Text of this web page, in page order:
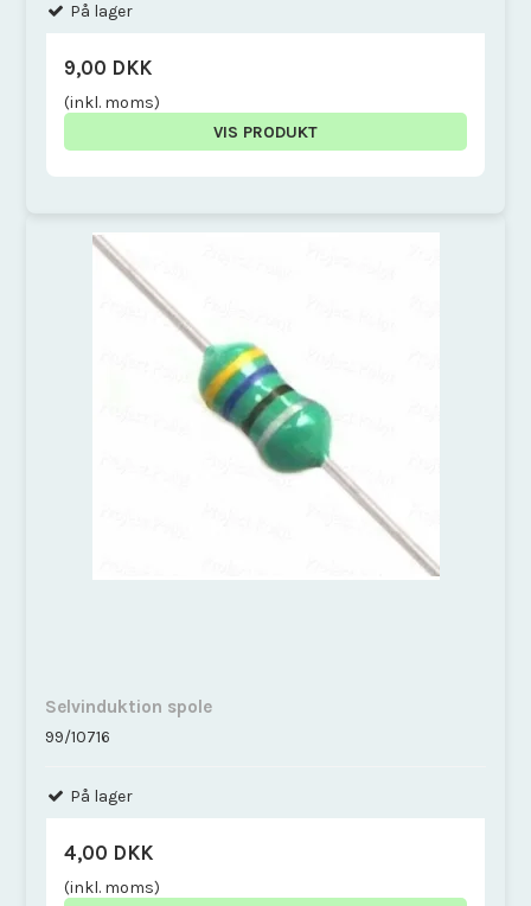
På lager
9,00 DKK
(inkl. moms)
VIS PRODUKT
Selvinduktion spole
99/10716
På lager
4,00 DKK
(inkl. moms)